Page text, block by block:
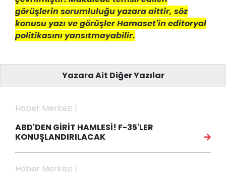
görüşlerin sorumluluğu yazara aittir, söz
konusu yazı ve görüşler Hamaset'in editoryal
politikasını yansıtmayabilir.
Yazara Ait Diğer Yazılar
Haber Merkezi |
ABD'DEN GİRİT HAMLESİ! F-35'LER
KONUŞLANDIRILACAK
Haber Merkezi |